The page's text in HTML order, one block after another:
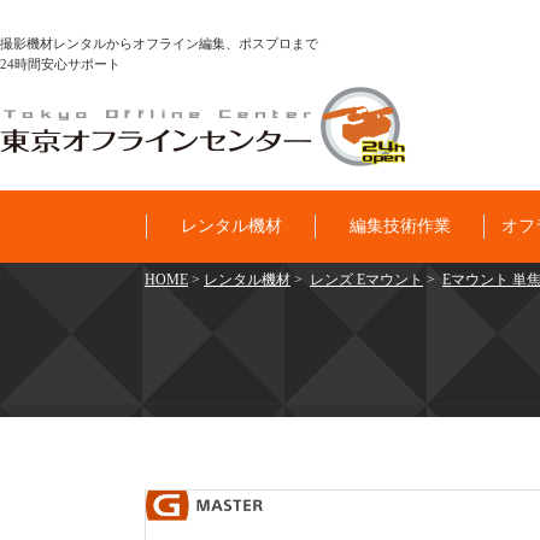
撮影機材レンタルからオフライン編集、ポスプロまで
24時間安心サポート
レンタル機材 編集技術作業 オフ
HOME > レンタル機材 > レンズ Eマウント > Eマウント 単